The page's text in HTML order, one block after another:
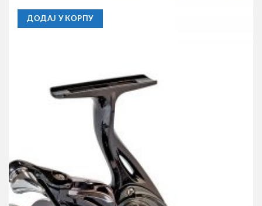
ДОДАЈ У КОРПУ